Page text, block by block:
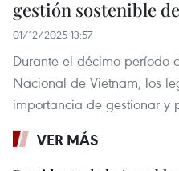
gestión sostenible
01/12/2025 13:57
Durante el décimo período
Nacional de Vietnam, los
importancia de gestionar y
VER MÁS